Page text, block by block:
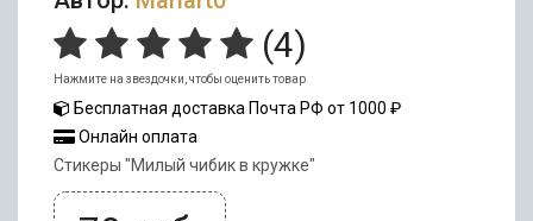
(4)
Нажмите на звездочки, чтобы оценить товар
Бесплатная доставка Почта РФ от 1000 ₽
Онлайн оплата
Стикеры "Милый чибик в кружке"